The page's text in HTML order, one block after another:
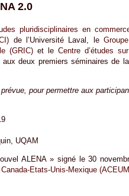
2.0
pluridisciplinaires en
de l’Université Laval, le
(GRIC)et le Centre d’études
deux premiers séminaires de
pour permettre aux
UQAM
ALENA » signé le 30
Etats-Unis-Mexique